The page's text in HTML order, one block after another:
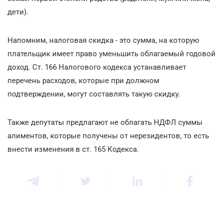
дети).
Напомним, налоговая скидка - это сумма, на которую
плательщик имеет право уменьшить облагаемый годовой
доход. Ст. 166 Налогового кодекса устанавливает
перечень расходов, которые при должном
подтверждении, могут составлять такую скидку.
Также депутаты предлагают не облагать НДФЛ суммы
алиментов, которые получены от нерезидентов, то есть
внести изменения в ст. 165 Кодекса.